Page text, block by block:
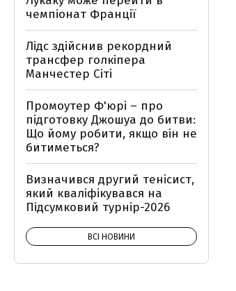
чемпіонат Франції
Лідс здійснив рекордний
трансфер голкіпера
Манчестер Сіті
Промоутер Ф'юрі – про
підготовку Джошуа до битви:
Що йому робити, якщо він не
битиметься?
Визначився другий тенісист,
який кваліфікувався на
Підсумковий турнір-2026
ВСІ НОВИНИ